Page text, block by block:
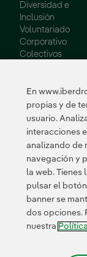
Diversidad e
Inclusión
Voluntariado
Corporativo
Colectivos
Innovación
Innovación en
Innovación
colaborativa
Next Generation
Ciberseguridad
España
Smart Grids
Innovation Hub
En
propias y de
usuario.
interacciones
analizando de
navegación y
la web. Tienes
pulsar el
banner se
dos opciones.
nuestra